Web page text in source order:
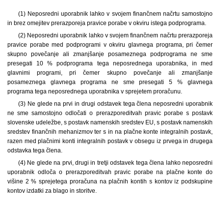
(1) Neposredni uporabnik lahko v svojem finančnem načrtu samostojno
in brez omejitev prerazporeja pravice porabe v okviru istega podprograma.
(2) Neposredni uporabnik lahko v svojem finančnem načrtu prerazporeja
pravice porabe med podprogrami v okviru glavnega programa, pri čemer
skupno povečanje ali zmanjšanje posameznega podprograma ne sme
presegati 10 % podprograma tega neposrednega uporabnika, in med
glavnimi programi, pri čemer skupno povečanje ali zmanjšanje
posameznega glavnega programa ne sme presegati 5 % glavnega
programa tega neposrednega uporabnika v sprejetem proračunu.
(3) Ne glede na prvi in drugi odstavek tega člena neposredni uporabnik
ne sme samostojno odločati o prerazporeditvah pravic porabe s postavk
slovenske udeležbe, s postavk namenskih sredstev EU, s postavk namenskih
sredstev finančnih mehanizmov ter s in na plačne konte integralnih postavk,
razen med plačnimi konti integralnih postavk v obsegu iz prvega in drugega
odstavka tega člena.
(4) Ne glede na prvi, drugi in tretji odstavek tega člena lahko neposredni
uporabnik odloča o prerazporeditvah pravic porabe na plačne konte do
višine 2 % sprejetega proračuna na plačnih kontih s kontov iz podskupine
kontov izdatki za blago in storitve.